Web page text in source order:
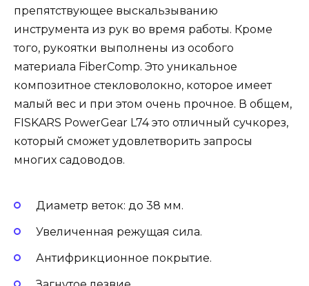
препятствующее выскальзыванию
инструмента из рук во время работы. Кроме
того, рукоятки выполнены из особого
материала FiberComp. Это уникальное
композитное стекловолокно, которое имеет
малый вес и при этом очень прочное. В общем,
FISKARS PowerGear L74 это отличный сучкорез,
который сможет удовлетворить запросы
многих садоводов.
Диаметр веток: до 38 мм.
Увеличенная режущая сила.
Антифрикционное покрытие.